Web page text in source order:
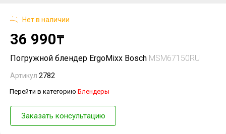
Погружной блендер ErgoMixx Bosch MSM67150RU
Артикул 2782
Перейти в категорию Блендеры
Заказать консультацию
Нет в наличии
36 990₸